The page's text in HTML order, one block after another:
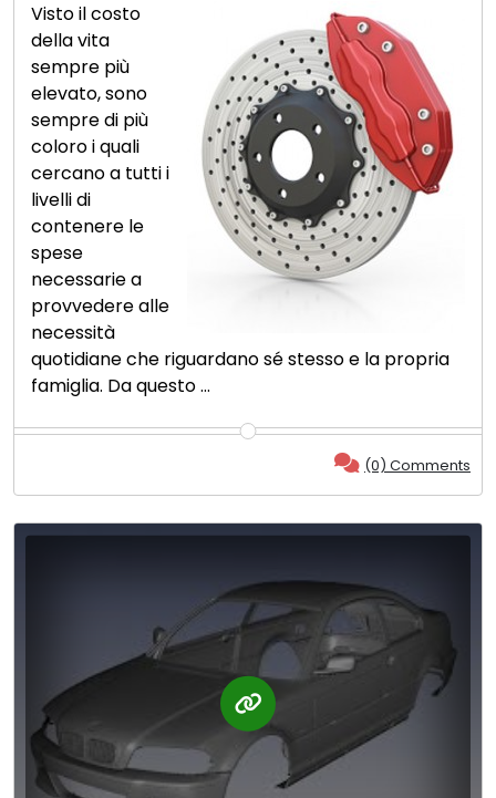
Visto il costo
della vita
sempre più
elevato, sono
sempre di più
coloro i quali
cercano a tutti i
livelli di
contenere le
spese
necessarie a
provvedere alle
necessità
quotidiane che riguardano sé stesso e la propria
famiglia. Da questo …
(0) Comments